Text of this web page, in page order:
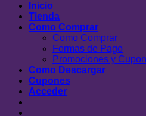
Inicio
Tienda
Como Comprar
Como Comprar
Formas de Pago
Promociones y
Como Descargar
Cupones
Acceder